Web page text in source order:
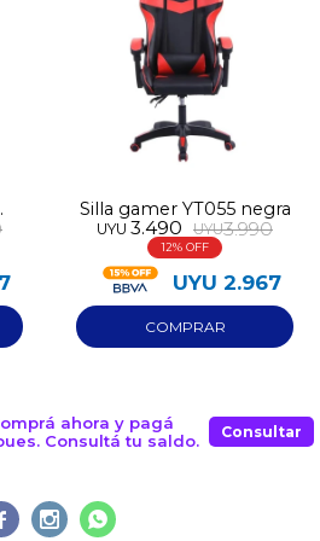
Silla gamer YT055 negra
UYU 3.490 UYU3.990
12
UYU 2.967
ahora y pagá
Consultá tu saldo.
Consultar
 
productos preferidos
como metodo de pago
crediticia. El monto disponible